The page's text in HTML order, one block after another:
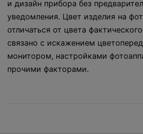
и дизайн прибора без
уведомления. Цвет изделия на
отличаться от цвета
связано с искажением
монитором, настройками
прочими факторами.